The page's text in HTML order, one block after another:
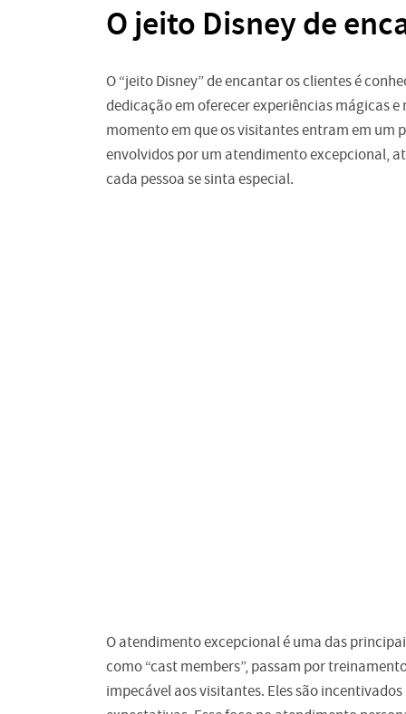
O jeito Disney de
O “jeito Disney” de encantar os clientes é
dedicação em oferecer experiências mágicas e
momento em que os visitantes entram em um
envolvidos por um atendimento excepcional,
cada pessoa se sinta especial.
O atendimento excepcional é uma das
como “cast members”, passam por
impecável aos visitantes. Eles são